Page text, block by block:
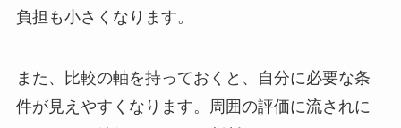
負担も小さくなります。
また、比較の軸を持っておくと、自分に必要な条
件が見えやすくなります。周囲の評価に流されに